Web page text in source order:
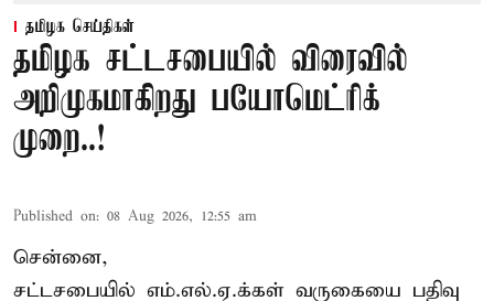
தமிழக செய்திகள்
தமிழக சட்டசபையில் விரைவில்
அறிமுகமாகிறது பயோமெட்ரிக்
முறை..!
Published on: 08 Aug 2026, 12:55 am
சென்னை,
சட்டசபையில் எம்.எல்.ஏ.க்கள் வருகையை பதிவு